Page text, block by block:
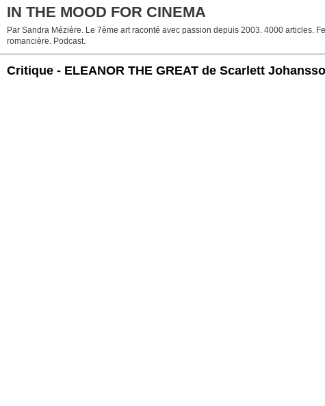
IN THE MOOD FOR CINEMA
Par Sandra Mézière. Le 7ème art raconté avec passion depuis 2003. 4000 articles.
romancière. Podcast.
Critique - ELEANOR THE GREAT de Scarlett